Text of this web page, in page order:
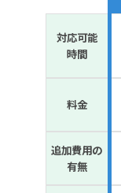
対応可能
時間
料金
追加費用の
有無